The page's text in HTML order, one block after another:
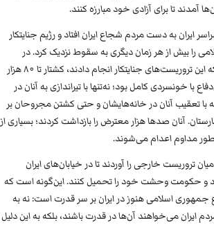
آمدند تا برای آزادی خود مبارزه کنند.
ایران به دست مردم شجاع ایران افتاد و رژیم جنایتکار
را بیش از هر زمان دیگری به سقوط نزدیک کرد. در
پاسخ، کاری که این تروریست‌های جنایتکار انجام دادند، کشتار تا ۸۰ هزار
با خونسردی کامل بود؛ نه‌تنها با تیراندازی به آنان در
با تعقیب آنان در خانه‌هایشان و حتی کشتن مجروحان بر
آنان صدها هزار معترض را بازداشت کردند؛ بسیاری از
مداوم اعدام می‌شوند.
تروریست خارجی را آوردند تا در خیابان‌های ایران
و حکومت وحشت خود را تحمیل کنند. این‌گونه است که
جمهوری اسلامی هنوز در ایران بر سر قدرت است: نه به
ایران می‌خواهند آن‌ها در قدرت باشند، بلکه به این دلیل